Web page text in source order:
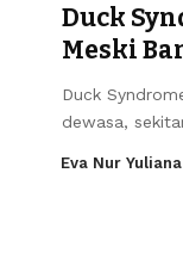
Duck
Meski
Duck
dewasa,
Eva Nur Yuliana